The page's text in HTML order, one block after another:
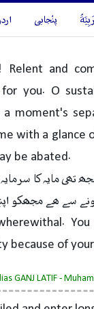
پنْجابی
Relent and
for you. O
a moment's
with a glance
be abated.
تہی مایہ کا
سے ہے مجھکو
because of
GANJ LATIF -